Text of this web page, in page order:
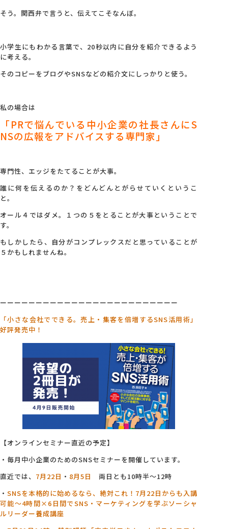
そう。関西弁で言うと、伝えてこそなんぼ。
小学生にもわかる言葉で、20秒以内に自分を紹介できるよう
に考える。
そのコピーをブログやSNSなどの紹介文にしっかりと使う。
私の場合は
「PRで悩んでいる中小企業の社長さんにS
NSの広報をアドバイスする専門家」
専門性、エッジをたてることが大事。
誰に何を伝えるのか？をどんどんとがらせていくというこ
と。
オール４ではダメ。１つの５をとることが大事ということで
す。
もしかしたら、自分がコンプレックスだと思っていることが
５かもしれませんね。
ーーーーーーーーーーーーーーーーーーーーーーーーー
「小さな会社でできる。売上・集客を倍増するSNS活用術」
好評発売中！
【オンラインセミナー直近の予定】
・毎月中小企業のためのSNSセミナーを開催しています。
直近では、 7月22日 ・ 8月5日
両日とも10時半～12時
・ SNSを本格的に始めるなら、絶対これ！7月22日からも入講
可能～4時間×6日間でSNS・マーケティングを学ぶソーシャ
ルリーダー養成講座